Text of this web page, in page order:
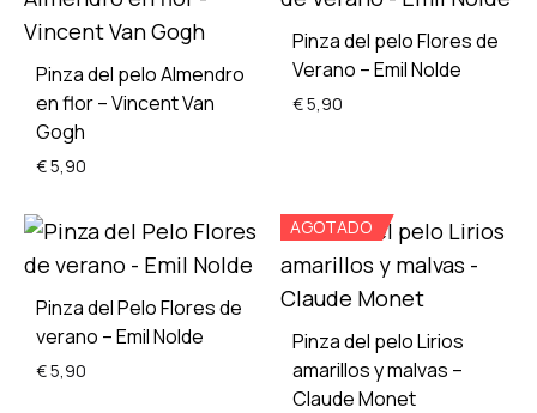
Pinza del pelo Almendro
en flor – Vincent Van
Gogh
€5,90
ADD
Pinza del pelo Flores de
Verano – Emil Nolde
€5,90
TO
Pinza del Pelo Flores de
verano – Emil Nolde
€5,90
AGOTADO
Pinza del pelo Lirios
amarillos y malvas –
Claude Monet